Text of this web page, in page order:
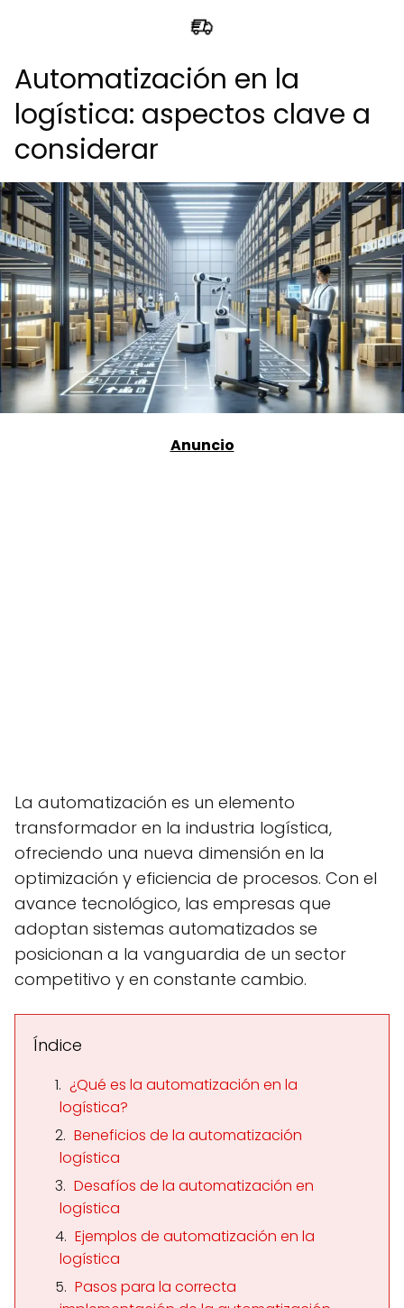
Automatización en la
logística: aspectos clave a
considerar
La automatización es un elemento
transformador en la industria logística,
ofreciendo una nueva dimensión en la
optimización y eficiencia de procesos. Con el
avance tecnológico, las empresas que
adoptan sistemas automatizados se
posicionan a la vanguardia de un sector
competitivo y en constante cambio.
Índice
¿Qué es la automatización en la
logística?
Beneficios de la automatización
logística
Desafíos de la automatización en
logística
Ejemplos de automatización en la
logística
Pasos para la correcta